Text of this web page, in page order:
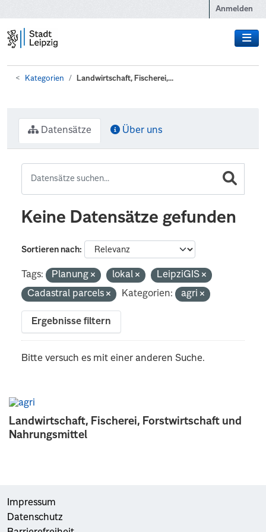
Anmelden
Kategorien Landwirtschaft, Fischerei,...
Landwirtschaft, Fischerei, Forstwirtschaft und
Nahrungsmittel
Datensätze Über uns
Keine Datensätze gefunden
Sortieren nach
Tags: Planung lokal
LeipziGIS
Cadastral parcels
Kategorien: agri
Ergebnisse filtern
Bitte versuch es mit einer anderen Suche.
Impressum
Datenschutz